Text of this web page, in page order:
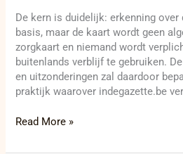
De kern is duidelijk: erkenning
basis, maar de kaart wordt geen
zorgkaart en niemand wordt
buitenlands verblijf te gebruiken.
en uitzonderingen zal daardoor
praktijk waarover indegazette.be
Read More »